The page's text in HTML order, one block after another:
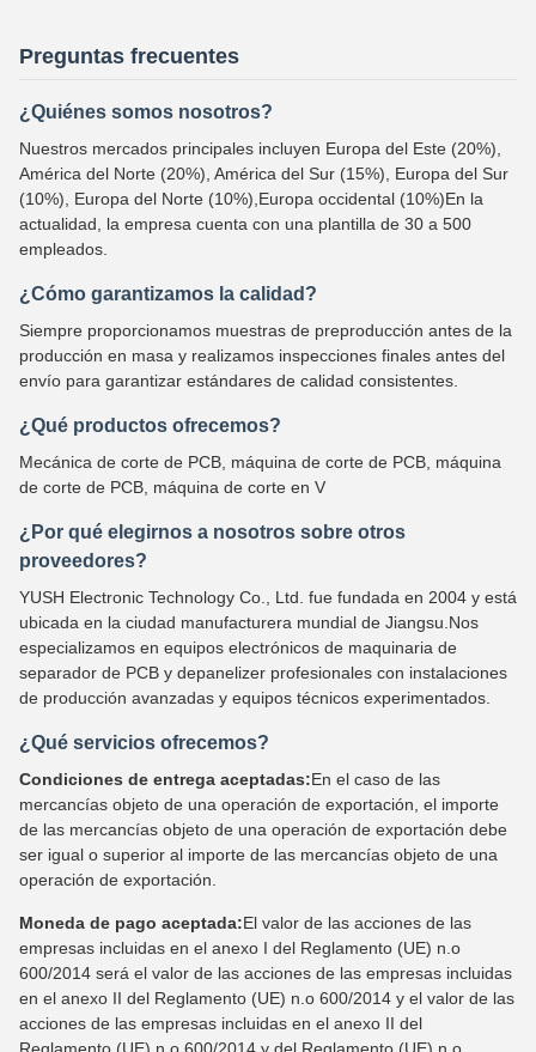
Preguntas frecuentes
¿Quiénes somos nosotros?
Nuestros mercados principales incluyen Europa del Este (20%),
América del Norte (20%), América del Sur (15%), Europa del Sur
(10%), Europa del Norte (10%),Europa occidental (10%)En la
actualidad, la empresa cuenta con una plantilla de 30 a 500
empleados.
¿Cómo garantizamos la calidad?
Siempre proporcionamos muestras de preproducción antes de la
producción en masa y realizamos inspecciones finales antes del
envío para garantizar estándares de calidad consistentes.
¿Qué productos ofrecemos?
Mecánica de corte de PCB, máquina de corte de PCB, máquina
de corte de PCB, máquina de corte en V
¿Por qué elegirnos a nosotros sobre otros
proveedores?
YUSH Electronic Technology Co., Ltd. fue fundada en 2004 y está
ubicada en la ciudad manufacturera mundial de Jiangsu.Nos
especializamos en equipos electrónicos de maquinaria de
separador de PCB y depanelizer profesionales con instalaciones
de producción avanzadas y equipos técnicos experimentados.
¿Qué servicios ofrecemos?
Condiciones de entrega aceptadas:En el caso de las
mercancías objeto de una operación de exportación, el importe
de las mercancías objeto de una operación de exportación debe
ser igual o superior al importe de las mercancías objeto de una
operación de exportación.
Moneda de pago aceptada:El valor de las acciones de las
empresas incluidas en el anexo I del Reglamento (UE) n.o
600/2014 será el valor de las acciones de las empresas incluidas
en el anexo II del Reglamento (UE) n.o 600/2014 y el valor de las
acciones de las empresas incluidas en el anexo II del
Reglamento (UE) n.o 600/2014 y del Reglamento (UE) n.o